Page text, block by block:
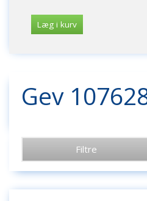
Læg i kurv
Gev
Filtre